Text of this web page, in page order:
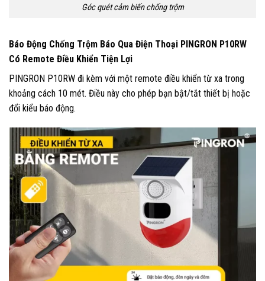
Góc quét cảm biến chống trộm
Báo Động Chống Trộm Báo Qua Điện Thoại PINGRON P10RW
Có Remote Điều Khiển Tiện Lợi
PINGRON P10RW đi kèm với một remote điều khiển từ xa trong
khoảng cách 10 mét. Điều này cho phép bạn bật/tắt thiết bị hoặc
đổi kiểu báo động.